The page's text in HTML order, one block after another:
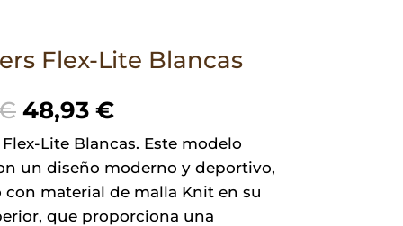
Flex-Lite Blancas
El
precio
original
era:
69,90 €.
48,93 €El
precio
actual
es:
48,93 €.
Lite Blancas. Este modelo
un diseño moderno y deportivo,
con material de malla Knit en su
que proporciona una